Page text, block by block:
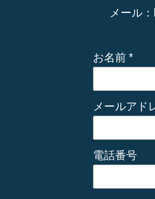
メール：
お名前
メールアド
電話番号